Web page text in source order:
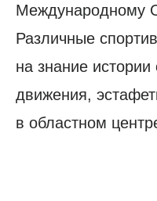
Международному
Различные
на знание истории
движения,
в областном